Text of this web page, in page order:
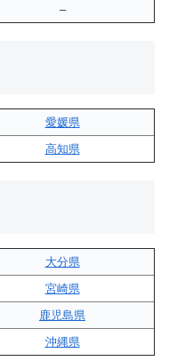
–
愛媛県
高知県
大分県
宮崎県
鹿児島県
沖縄県